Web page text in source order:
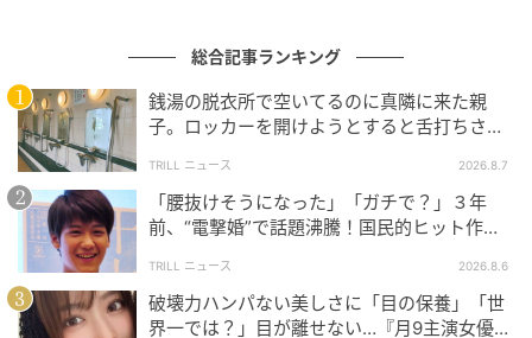
総合記事ランキング
銭湯の脱衣所で空いてるのに真隣に来た親
子。ロッカーを開けようとすると舌打ちさ
中で拍手」
TRILL ニュース 2026.8.7
「腰抜けそうになった」「ガチで？」３年
前、“電撃婚”で話題沸騰！国民的ヒット作
TRILL ニュース 2026.8.6
破壊力ハンパない美しさに「目の保養」「世
界一では？」目が離せない…『月9主演女優